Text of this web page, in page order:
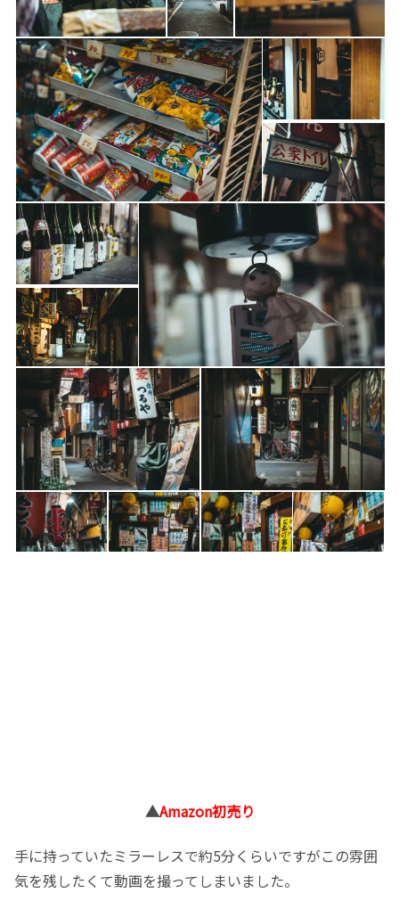
▲Amazon初売り
手に持っていたミラーレスで約5分くらいですがこの雰囲
気を残したくて動画を撮ってしまいました。